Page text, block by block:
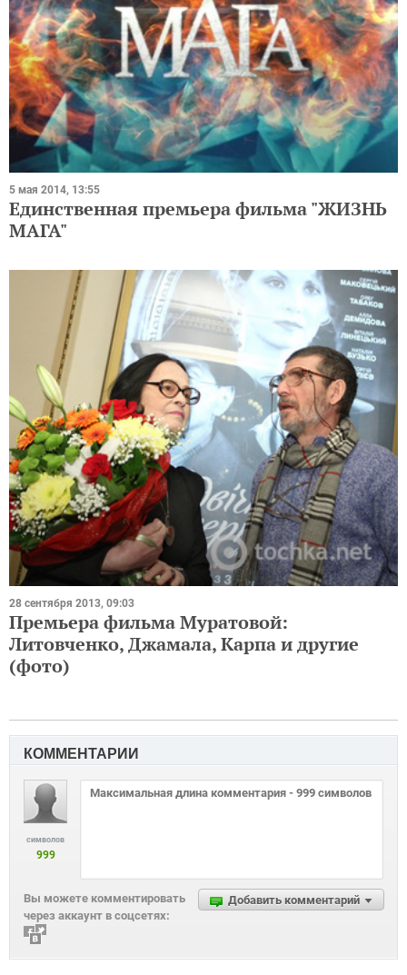
5 мая 2014, 13:55
Единственная премьера фильма "ЖИЗНЬ
МАГА"
28 сентября 2013, 09:03
Премьера фильма Муратовой:
Литовченко, Джамала, Карпа и другие
(фото)
КОММЕНТАРИИ
символов
999
Добавить комментарий
Вы можете комментировать
через аккаунт в соцсетях: